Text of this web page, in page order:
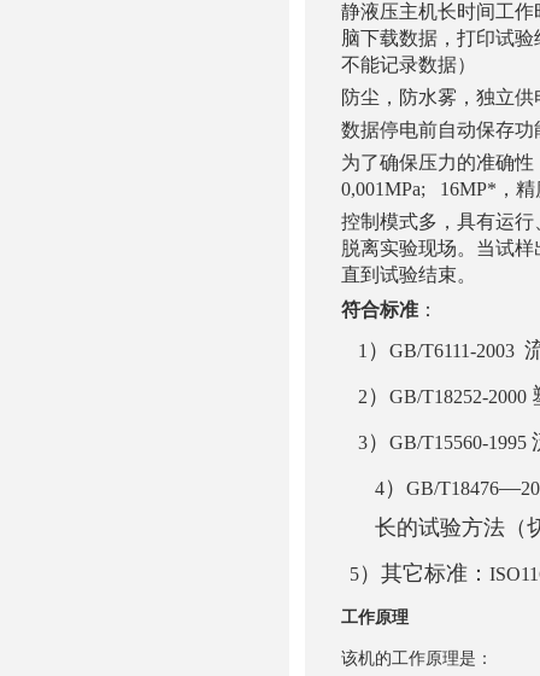
静液压主机长时间工
脑下载数据，打印试
不能记录数据）
防尘，防水雾，独立
数据停电前自动保存
为了确保压力的准确
0,001MPa; 16MP*，精
控制模式多，具有运
脱离实验现场。当试
直到试验结束。
符合标准：
1 ） GB/T6111-2003
2） GB/T18252-2000
3） GB/T15560-1995
4） GB/T18476—
长的试验方法（
5）其它标准：
工作原理
该机的工作原理是：